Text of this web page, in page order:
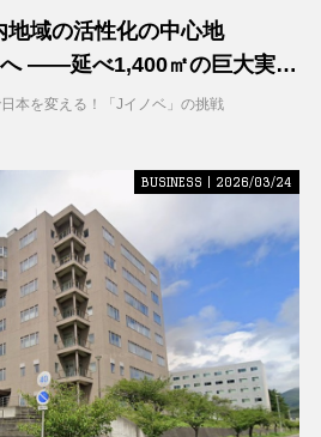
地域の活性化の中心地
へ ――延べ1,400㎡の巨大実証
大阪工業大学 DXフィールド
本を変える！「Jイノベ」の挑戦
BUSINESS | 2026/03/24